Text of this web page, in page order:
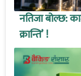
नतिजा बोल्छ:
क्रान्ति’ !